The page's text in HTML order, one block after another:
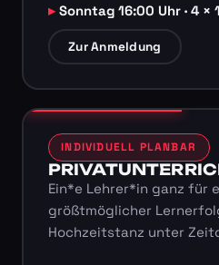
Sonntag 16:00 Uhr · 4 ×
Zur Anmeldung
INDIVIDUELL PLANBAR
Ein*e Lehrer*in ganz für
größtmöglicher
Hochzeitstanz unter